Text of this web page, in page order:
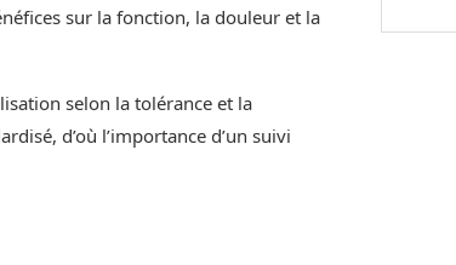
sur la fonction, la douleur et la
selon la tolérance et la
d’où l’importance d’un suivi